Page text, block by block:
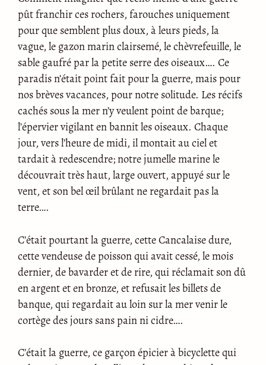
pût franchir ces rochers, farouches uniquement
pour que semblent plus doux, à leurs pieds, la
vague, le gazon marin clairsemé, le chèvrefeuille, le
sable gaufré par la petite serre des oiseaux…. Ce
paradis n’était point fait pour la guerre, mais pour
nos brèves vacances, pour notre solitude. Les récifs
cachés sous la mer n’y veulent point de barque;
l’épervier vigilant en bannit les oiseaux. Chaque
jour, vers l’heure de midi, il montait au ciel et
tardait à redescendre; notre jumelle marine le
découvrait très haut, large ouvert, appuyé sur le
vent, et son bel œil brûlant ne regardait pas la
terre….
C’était pourtant la guerre, cette Cancalaise dure,
cette vendeuse de poisson qui avait cessé, le mois
dernier, de bavarder et de rire, qui réclamait son dû
en argent et en bronze, et refusait les billets de
banque, qui regardait au loin sur la mer venir le
cortège des jours sans pain ni cidre….
C’était la guerre, ce garçon épicier à bicyclette qui